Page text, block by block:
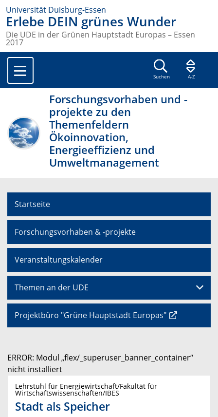
Universität Duisburg-Essen
Erlebe DEIN grünes Wunder
Die UDE in der Grünen Hauptstadt Europas – Essen
2017
Suchen A-Z
Forschungsvorhaben und -
projekte zu den
Themenfeldern
Ökoinnovation,
Energieeffizienz und
Umweltmanagement
Startseite
Forschungsvorhaben & -projekte
Veranstaltungskalender
Themen an der UDE
Projektbüro "Grüne Hauptstadt Europas"
ERROR: Modul „flex/_superuser_banner_container“
nicht installiert
Lehrstuhl für Energiewirtschaft/Fakultät für
Wirtschaftswissenschaften/IBES
Stadt als Speicher